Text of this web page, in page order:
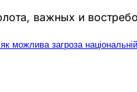
важных и
загроза